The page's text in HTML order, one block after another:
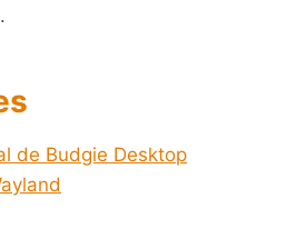
de Budgie Desktop